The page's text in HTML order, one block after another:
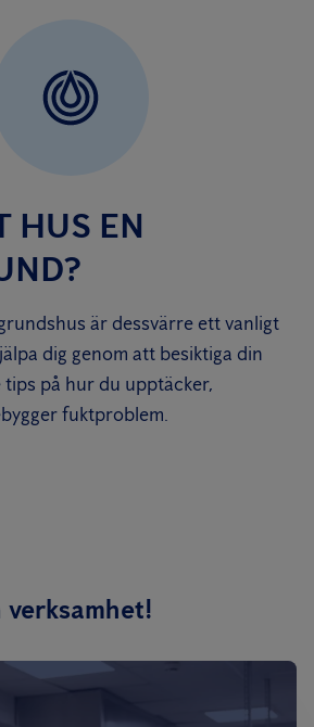
HUS EN
är dessvärre ett vanligt
dig genom att besiktiga din
på hur du upptäcker,
fuktproblem.